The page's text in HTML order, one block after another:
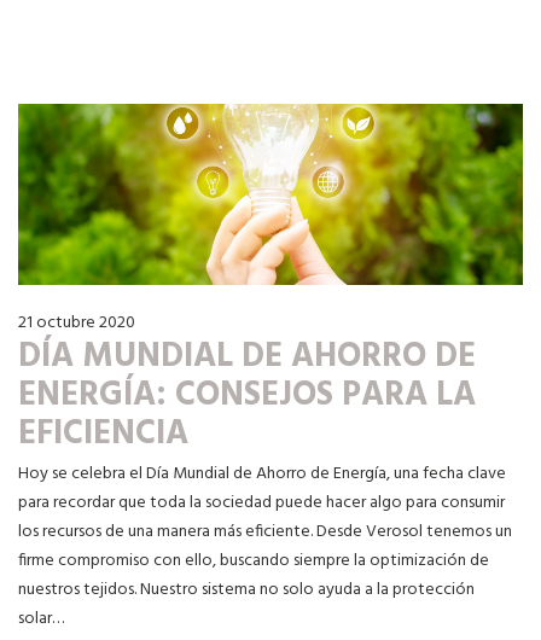
21 octubre 2020
DÍA MUNDIAL DE AHORRO DE
ENERGÍA: CONSEJOS PARA LA
EFICIENCIA
Hoy se celebra el Día Mundial de Ahorro de Energía, una fecha clave
para recordar que toda la sociedad puede hacer algo para consumir
los recursos de una manera más eficiente. Desde Verosol tenemos un
firme compromiso con ello, buscando siempre la optimización de
nuestros tejidos. Nuestro sistema no solo ayuda a la protección
solar…